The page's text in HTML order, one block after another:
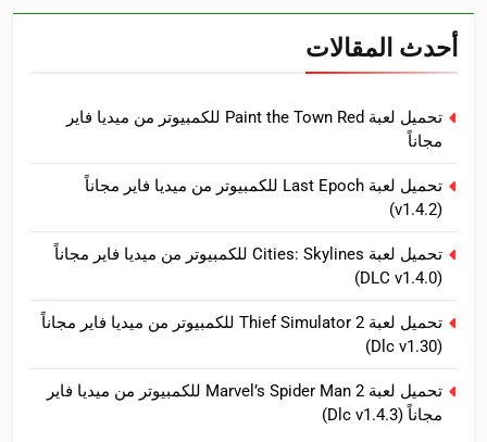
أحدث المقالات
تحميل لعبة Paint the Town Red للكمبيوتر من ميديا فاير
مجاناً
تحميل لعبة Last Epoch للكمبيوتر من ميديا فاير مجاناً
(v1.4.2)
تحميل لعبة Cities: Skylines للكمبيوتر من ميديا فاير مجاناً
(DLC v1.4.0)
تحميل لعبة Thief Simulator 2 للكمبيوتر من ميديا فاير مجاناً
(Dlc v1.30)
تحميل لعبة Marvel’s Spider Man 2 للكمبيوتر من ميديا فاير
مجاناً (Dlc v1.4.3)